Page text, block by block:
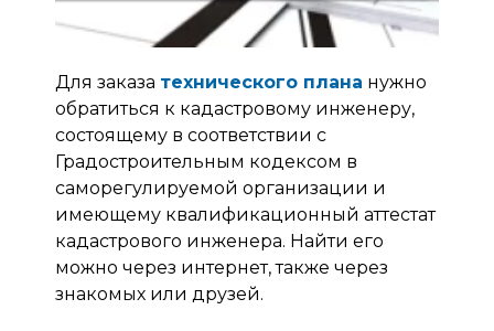
Для заказа технического плана нужно
обратиться к кадастровому инженеру,
состоящему в соответствии с
Градостроительным кодексом в
саморегулируемой организации и
имеющему квалификационный аттестат
кадастрового инженера. Найти его
можно через интернет, также через
знакомых или друзей.